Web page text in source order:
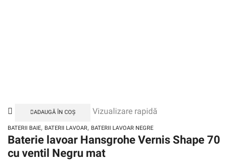
ADAUGĂ ÎN COȘ Vizualizare rapidă
BATERII BAIE, BATERII LAVOAR, BATERII LAVOAR NEGRE
Baterie lavoar Hansgrohe Vernis Shape 70
cu ventil Negru mat